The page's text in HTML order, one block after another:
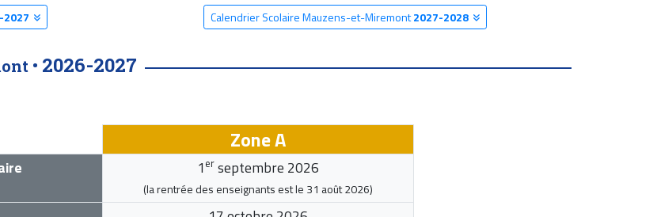
2027 Calendrier Scolaire Mauzens-et-Miremont2027-2028
• 2026-2027
Zone A
1 er septembre 2026
(la rentrée des enseignants est le 31 août 2026)